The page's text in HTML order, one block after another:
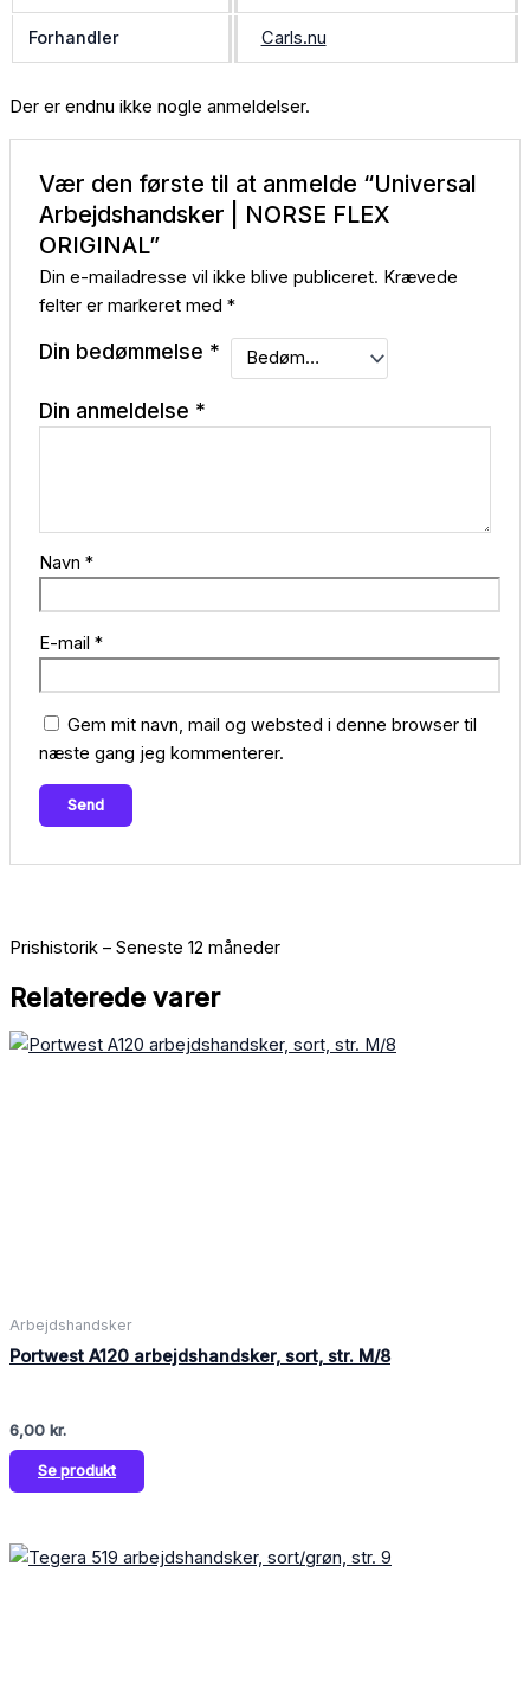
Forhandler Carls.nu
Der er endnu ikke nogle anmeldelser.
Vær den første til at anmelde “Universal
Arbejdshandsker | NORSE FLEX
ORIGINAL”
Din e-mailadresse vil ikke blive publiceret. Krævede
felter er markeret med*
Din bedømmelse *
Din anmeldelse *
Navn*
E-mail*
Gem mit navn, mail og websted i denne browser til
næste gang jeg kommenterer.
Prishistorik – Seneste 12 måneder
Relaterede varer
Arbejdshandsker
Portwest A120 arbejdshandsker, sort, str. M/8
6,00 kr.
Se produkt